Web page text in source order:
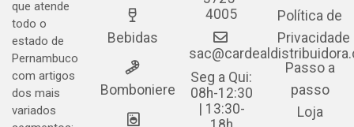
que atende
todo o
estado de
Pernambuco
com artigos
dos mais
variados
Bebidas
Bomboniere
4005
Seg a Qui:
08h-12:30
| 13:30-
Política de
Privacidade
Passo a
passo
Loja